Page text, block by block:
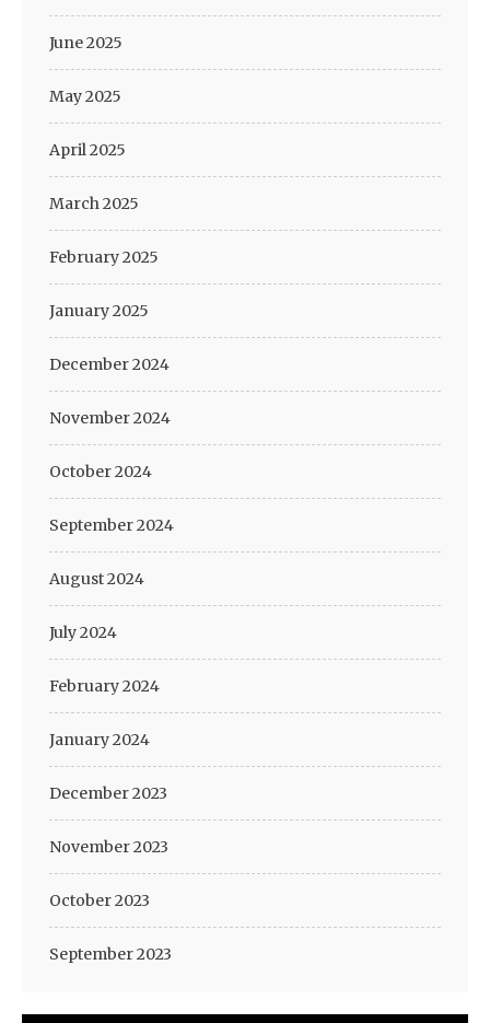
June 2025
May 2025
April 2025
March 2025
February 2025
January 2025
December 2024
November 2024
October 2024
September 2024
August 2024
July 2024
February 2024
January 2024
December 2023
November 2023
October 2023
September 2023